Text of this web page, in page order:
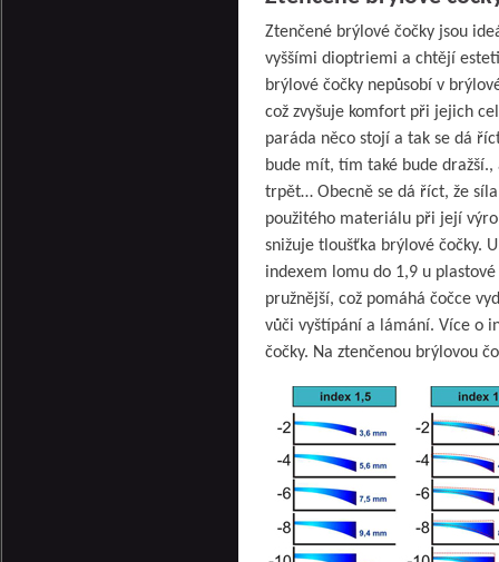
Ztenčené brýlové čočky jsou
vyššími dioptriemi a chtějí
brýlové čočky nepůsobí v
což zvyšuje komfort při jejich
paráda něco stojí a tak se dá
bude mít, tím také bude
trpět… Obecně se dá říct, že
použitého materiálu při její
snižuje tloušťka brýlové čočky.
indexem lomu do 1,9 u
pružnější, což pomáhá čočce
vůči vyštípání a lámání. Více o
čočky. Na ztenčenou brýlovou